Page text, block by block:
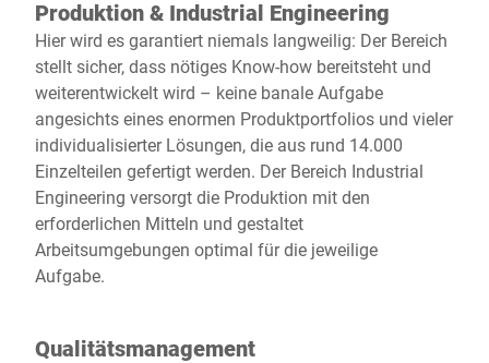
Produktion & Industrial Engineering
Hier wird es garantiert niemals langweilig: Der Bereich
stellt sicher, dass nötiges Know-how bereitsteht und
weiterentwickelt wird – keine banale Aufgabe
angesichts eines enormen Produktportfolios und vieler
individualisierter Lösungen, die aus rund 14.000
Einzelteilen gefertigt werden. Der Bereich Industrial
Engineering versorgt die Produktion mit den
erforderlichen Mitteln und gestaltet
Arbeitsumgebungen optimal für die jeweilige
Aufgabe.
Qualitätsmanagement